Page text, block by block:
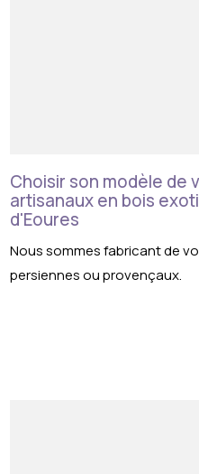
Choisir son modèle de
artisanaux en bois
d'Eoures
Nous sommes fabricant de
persiennes ou provençaux.